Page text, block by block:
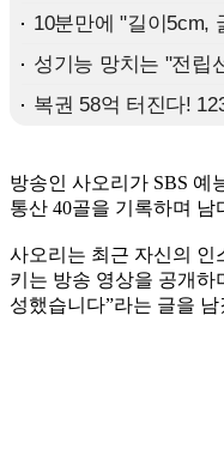
방송인 사오리가 SBS 예
통산 40골을 기록하며
사오리는 최근 자신의 인
키는 방송 영상을 공개하
성했습니다”라는 글을 남